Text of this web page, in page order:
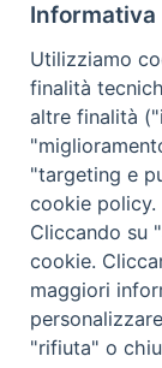
Informativa
Utilizziamo
finalità
altre finalità
"targeting e
cookie policy.
Cliccando su
cookie.
maggiori
"rifiuta" o